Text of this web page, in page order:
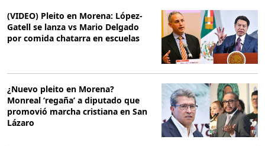
(VIDEO) Pleito en Morena: López-
Gatell se lanza vs Mario Delgado
por comida chatarra en escuelas
¿Nuevo pleito en Morena?
Monreal ‘regaña’ a diputado que
promovió marcha cristiana en San
Lázaro